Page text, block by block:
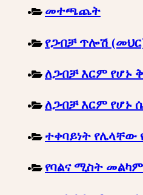
መተጫጨት
የጋብቻ ጥሎሽ
ለጋብቻ እርም የሆኑ
ለጋብቻ እርም የሆኑ
ተቀባይነት የሌላቸው
የባልና ሚስት